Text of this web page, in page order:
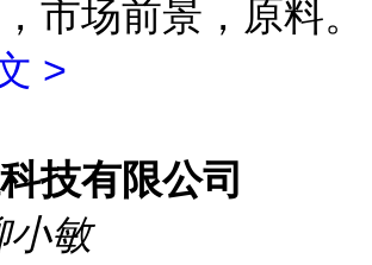
市场前景，原料。
>
技有限公司
小敏